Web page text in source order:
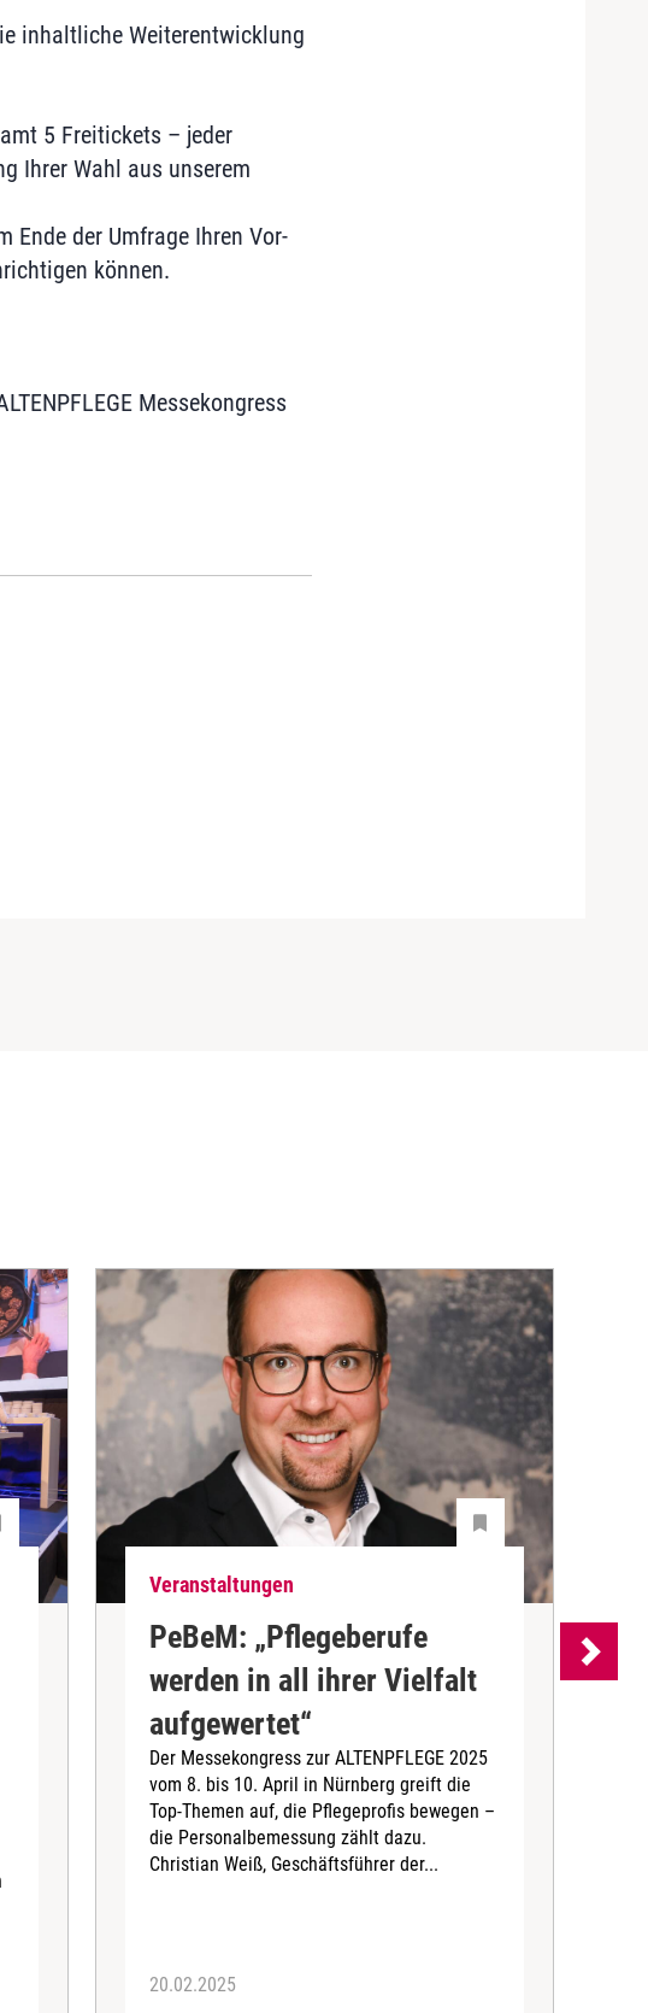
inhaltliche Weiterentwicklung
5 Freitickets – jeder
Ihrer Wahl aus unserem
Ende der Umfrage Ihren Vor-
können.
Messekongress
Veranstaltungen
PeBeM: „Pflegeberufe
werden in all ihrer Vielfalt
aufgewertet“
Der Messekongress zur ALTENPFLEGE 2025
vom 8. bis 10. April in Nürnberg greift die
Top-Themen auf, die Pflegeprofis bewegen –
die Personalbemessung zählt dazu.
Christian Weiß, Geschäftsführer der...
20.02.2025